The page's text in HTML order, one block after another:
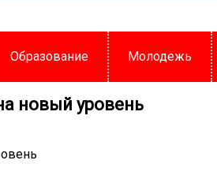
Образование Молодежь
новый уровень